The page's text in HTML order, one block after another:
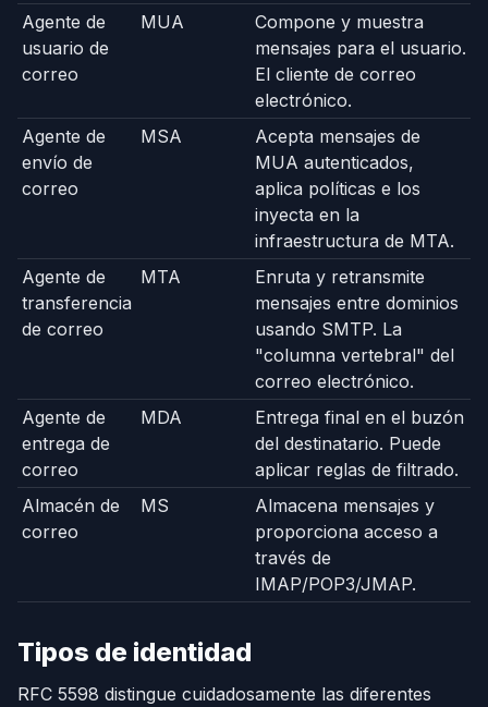
Agente de
usuario de
correo
MUA
Compone y muestra
mensajes para el usuario.
El cliente de correo
electrónico.
Agente de
envío de
correo
MSA
Acepta mensajes de
MUA autenticados,
aplica políticas e los
inyecta en la
infraestructura de MTA.
Agente de
transferencia
de correo
MTA
Enruta y retransmite
mensajes entre dominios
usando SMTP. La
"columna vertebral" del
correo electrónico.
Agente de
entrega de
correo
MDA
Entrega final en el buzón
del destinatario. Puede
aplicar reglas de filtrado.
Almacén de
correo
MS
Almacena mensajes y
proporciona acceso a
través de
IMAP/POP3/JMAP.
Tipos de identidad
RFC 5598 distingue cuidadosamente las diferentes